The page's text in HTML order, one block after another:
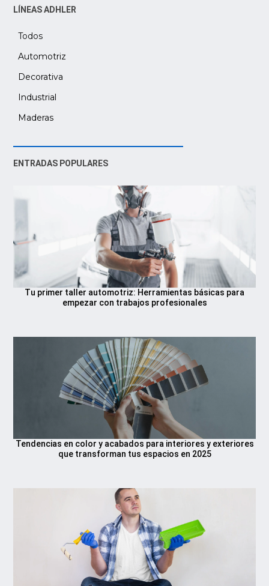
LÍNEAS ADHLER
Automotriz
Decorativa
Industrial
Maderas
Todos
ENTRADAS POPULARES
Tu primer taller automotriz: Herramientas básicas para
empezar con trabajos profesionales
Tendencias en color y acabados para interiores y exteriores
que transforman tus espacios en 2025